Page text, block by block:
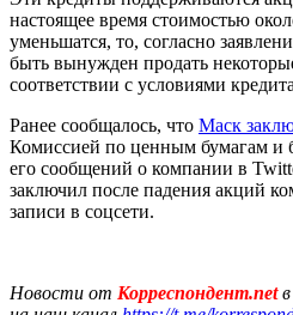
настоящее время стоимостью
уменьшатся, то, согласно
быть вынужден продать
соответствии с условиями
Ранее сообщалось, что Маск
Комиссией по ценным бумагам
его сообщений о компании в
заключил после падения акций
записи в соцсети.
Новости от Корреспондент.net